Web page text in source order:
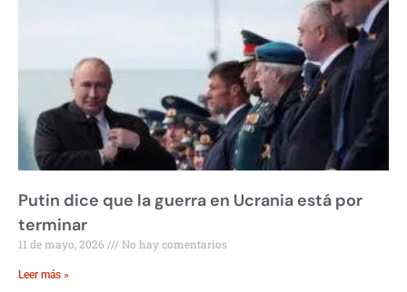
Putin dice que la guerra en Ucrania está por
terminar
11 de mayo, 2026 No hay comentarios
Leer más »